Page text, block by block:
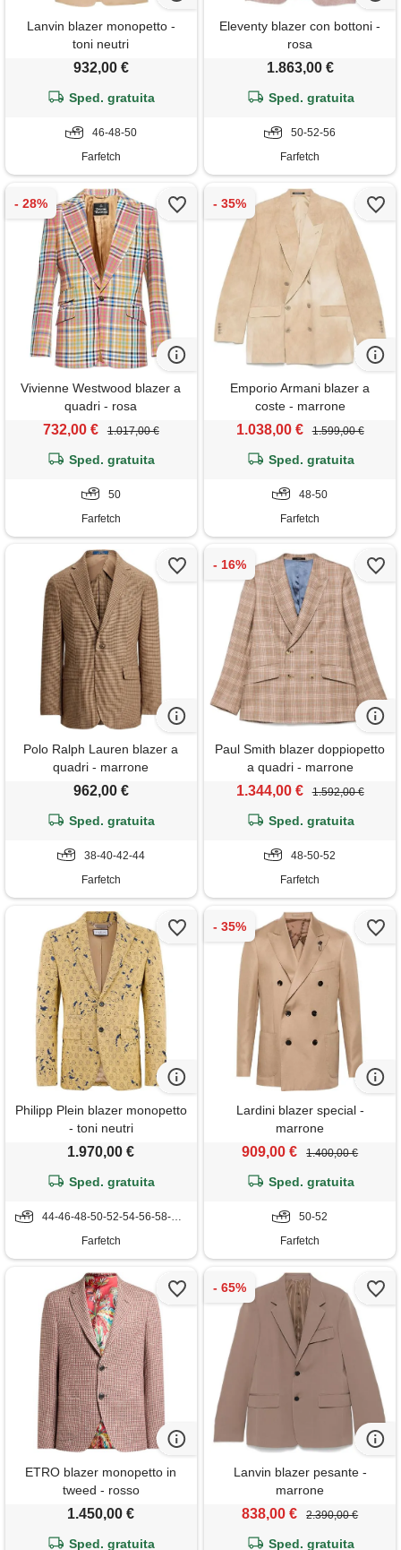
Lanvin blazer monopetto -
toni neutri
932,00 €
Sped. gratuita
46-48-50
Farfetch
Eleventy blazer con bottoni -
rosa
1.863,00 €
Sped. gratuita
50-52-56
Farfetch
Vivienne Westwood blazer a
quadri - rosa
732,00 € 1.017,00 €
Sped. gratuita
50
Farfetch
Emporio Armani blazer a
coste - marrone
1.038,00 € 1.599,00 €
Sped. gratuita
48-50
Farfetch
Polo Ralph Lauren blazer a
quadri - marrone
962,00 €
Sped. gratuita
38-40-42-44
Farfetch
Paul Smith blazer doppiopetto
a quadri - marrone
1.344,00 € 1.592,00 €
Sped. gratuita
48-50-52
Farfetch
Philipp Plein blazer monopetto
- toni neutri
1.970,00 €
Sped. gratuita
44-46-48-50-52-54-56-58-60-62-64
Farfetch
Lardini blazer special -
marrone
909,00 € 1.400,00 €
Sped. gratuita
50-52
Farfetch
ETRO blazer monopetto in
tweed - rosso
1.450,00 €
Sped. gratuita
Lanvin blazer pesante -
marrone
838,00 € 2.390,00 €
Sped. gratuita